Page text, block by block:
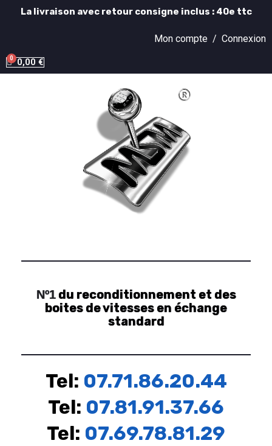
La livraison avec retour consigne inclus : 40e ttc
Mon compte / Connexion
0,00 €
Nº1du reconditionnement et des
boites de vitesses en échange
standard
Tel: 07.71.86.20.44
Tel: 07.81.91.37.66
Tel: 07.69.78.81.29